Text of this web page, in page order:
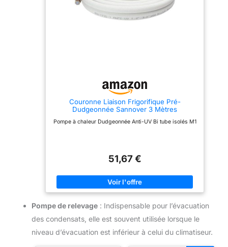
Couronne Liaison Frigorifique Pré-
Dudgeonnée Sannover 3 Mètres
Pompe à chaleur Dudgeonnée Anti-UV Bi tube isolés M1
51,67 €
Pompe de relevage : Indispensable pour l’évacuation
des condensats, elle est souvent utilisée lorsque le
niveau d’évacuation est inférieur à celui du climatiseur.